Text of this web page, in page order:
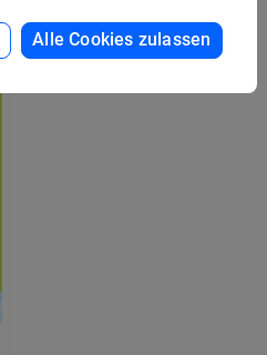
Alle Cookies zulassen